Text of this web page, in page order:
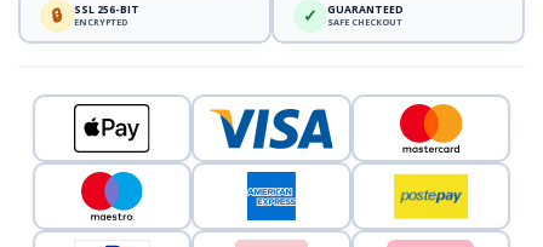
🔒 SSL 256-BIT
ENCRYPTED ✓ GUARANTEED
SAFE CHECKOUT